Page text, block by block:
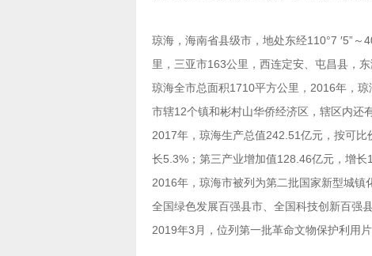
琼海，海南省县级市，地处东经110°7 ′5”
里，三亚市163公里，西连定安、屯昌县，东
琼海全市总面积1710平方公里，2016年，
市辖12个镇和彬村山华侨经济区，辖区内还
2017年，琼海生产总值242.51亿元，按可
长5.3%；第三产业增加值128.46亿元，增长
2016年，琼海市被列为第二批国家新型城镇
全国绿色发展百强县市、全国科技创新百强
2019年3月，位列第一批革命文物保护利用片